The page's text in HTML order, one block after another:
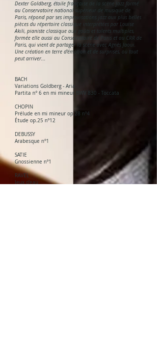
Dexter Goldberg, étoile ­française de la scène jazz formé
au Conservatoire national supérieur de musique de
Paris, répond par ses improvisations jazz aux plus belles
pièces du répertoire classique interprétées par Louise
Akili, pianiste classique aux goûts et talents multiples,
formée elle aussi au Conservatoire de Paris et au CRR de
Paris, qui vient de partager la scène avec Agnès Jaoui.
Une création en terre d'émotion et de surprises, où tout
peut arriver...
BACH
Variations Goldberg- Aria
Partita n° 6 en mi mineur BWV 830 - Toccata
CHOPIN
Prélude en mi mineur op.28 n°4
Étude op.25 n°12
DEBUSSY
Arabesque n°1
SATIE
Gnossienne n°1
RAVEL
Jeux d'eau